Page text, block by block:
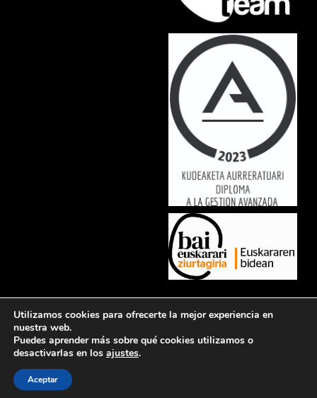
luctus nec ullamcorper mattis, pulvinar dapibus leo.
Política de privacidad
Utilizamos cookies para ofrecerte la mejor experiencia en
nuestra web.
Puedes aprender más sobre qué cookies utilizamos o
desactivarlas en los ajustes.
Aceptar